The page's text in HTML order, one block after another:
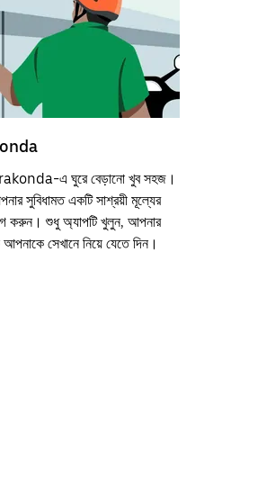
এ ঘুরে বেড়ানো খুব সহজ।
সুবিধামত একটি সাশ্রয়ী মূল্যের
করুন। শুধু অ্যাপটি খুলুন, আপনার
সেখানে নিয়ে যেতে দিন।